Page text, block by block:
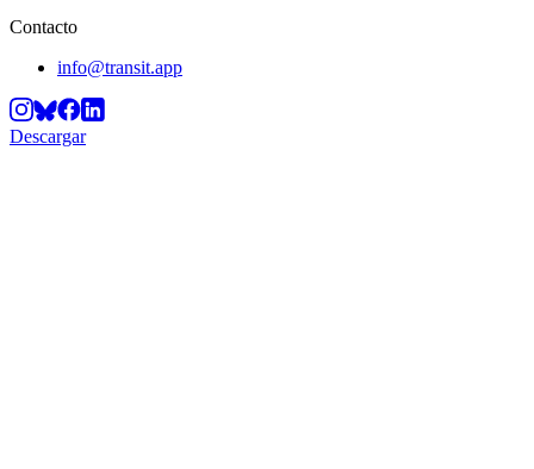
Contacto
info@transit.app
Descargar